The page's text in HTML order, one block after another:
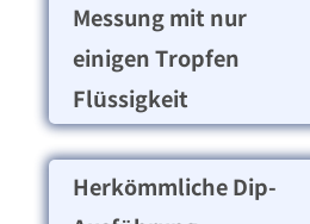
Messung mit nur
einigen Tropfen
Flüssigkeit
Herkömmliche Dip-